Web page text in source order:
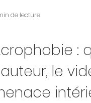
:
le
de lecture